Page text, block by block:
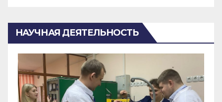
НАУЧНАЯ ДЕЯТЕЛЬНОСТЬ